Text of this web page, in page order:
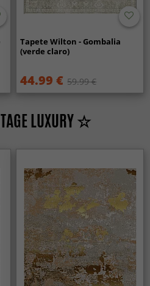
Tapete Wilton - Gombalia
(verde claro)
44.99 € 59.99 €
LUXURY ☆